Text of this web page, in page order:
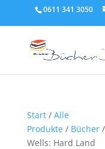
0611 341 3050
Start/ Alle
Produkte/ Bücher/
Wells: Hard Land